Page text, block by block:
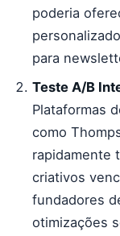
poderia
para
Teste A/B
Plataformas
como
rapidamente
criativos
fundadores
otimizações